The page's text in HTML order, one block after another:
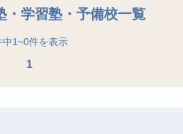
・学習塾・予備校一覧
中1~0件を表示
1